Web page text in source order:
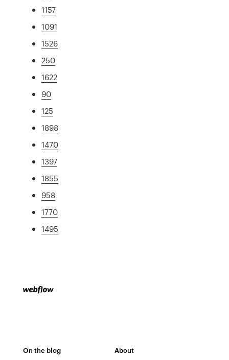
1157
1091
1526
250
1622
90
125
1898
1470
1397
1855
958
1770
1495
On the blog About